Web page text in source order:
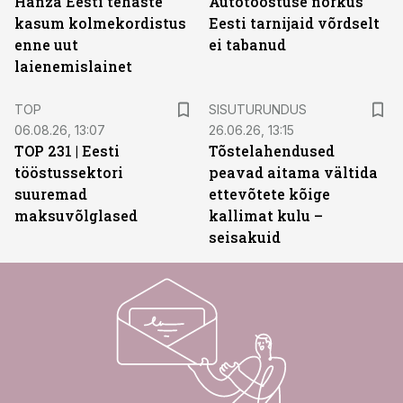
kasum kolmekordistus
enne uut
laienemislainet
Eesti tarnijaid võrdselt
ei tabanud
TOP
06.08.26, 13:07
TOP 231 | Eesti
tööstussektori
suuremad
maksuvõlglased
SISUTURUNDUS
26.06.26, 13:15
Tõstelahendused
peavad aitama vältida
ettevõtete kõige
kallimat kulu –
seisakuid